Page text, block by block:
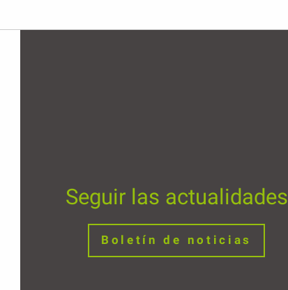
Seguir las actualidades
Boletín de noticias